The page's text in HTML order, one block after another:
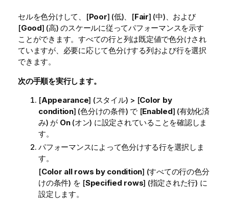
セルを色分けして、[Poor] (低)、[Fair] (中)、および
[Good] (高) のスケールに従ってパフォーマンスを示す
ことができます。すべての行と列は既定値で色分けされ
ていますが、必要に応じて色分けする列および行を選択
できます。
次の手順を実行します。
[Appearance] (スタイル) > [Color by
condition] (色分けの条件) で [Enabled] (有効化済
み) が On(オン) に設定されていることを確認しま
す。
パフォーマンスによって色分けする行を選択しま
す。
[Color all rows by condition] (すべての行の色分
けの条件) を [Specified rows] (指定された行) に
設定します。